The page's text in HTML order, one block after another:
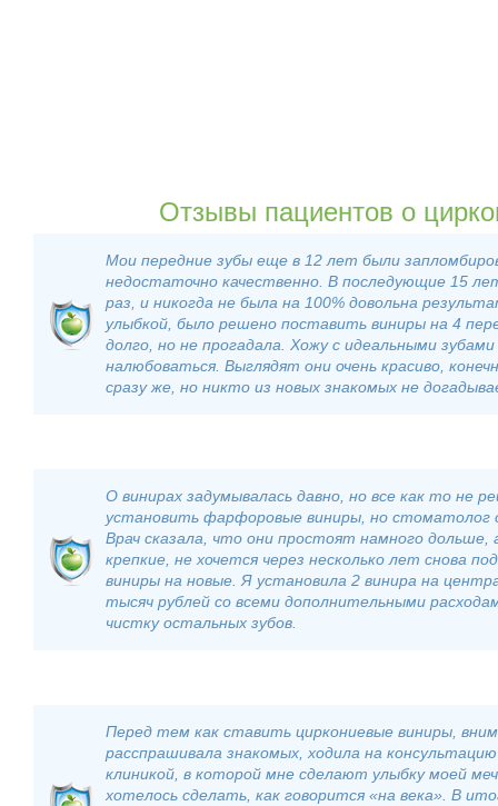
Отзывы пациентов о
Мои передние зубы еще в 12 лет были
недостаточно качественно. В последующие 15
раз, и никогда не была на 100% довольна
улыбкой, было решено поставить виниры на 4
долго, но не прогадала. Хожу с идеальными
налюбоваться. Выглядят они очень красиво,
сразу же, но никто из новых знакомых не
О винирах задумывалась давно, но все как то не
установить фарфоровые виниры, но стоматолог
Врач сказала, что они простоят намного дольше,
крепкие, не хочется через несколько лет снова
виниры на новые. Я установила 2 винира на
тысяч рублей со всеми дополнительными
чистку остальных зубов.
Перед тем как ставить циркониевые виниры,
расспрашивала знакомых, ходила на
клиникой, в которой мне сделают улыбку моей
хотелось сделать, как говорится «на века». В